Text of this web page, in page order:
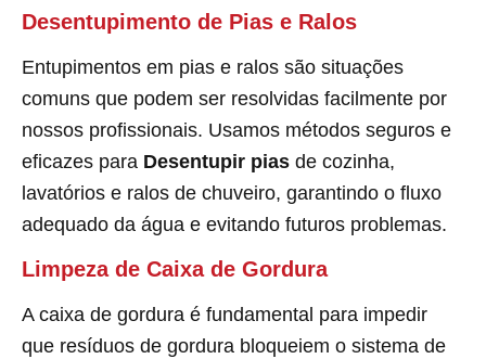
Desentupimento de Pias e Ralos
Entupimentos em pias e ralos são situações
comuns que podem ser resolvidas facilmente por
nossos profissionais. Usamos métodos seguros e
eficazes para Desentupir pias de cozinha,
lavatórios e ralos de chuveiro, garantindo o fluxo
adequado da água e evitando futuros problemas.
Limpeza de Caixa de Gordura
A caixa de gordura é fundamental para impedir
que resíduos de gordura bloqueiem o sistema de